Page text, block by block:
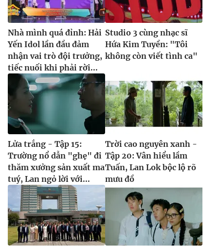
Nhà mình quá đỉnh: Hải
Yến Idol lần đầu đảm
nhận vai trò đội trưởng,
tiếc nuối khi phải rời...
Studio 3 cùng nhạc sĩ
Hứa Kim Tuyền: "Tôi
không còn viết tình ca"
Lửa trắng - Tập 15:
Trường nổ dẫn "ghẹ" đi
thăm xưởng sản xuất ma
tuý, Lan ngỏ lời với...
Trời cao nguyên xanh -
Tập 20: Vân hiểu lầm
Tuấn, Lan Lok bộc lộ rõ
mưu đồ